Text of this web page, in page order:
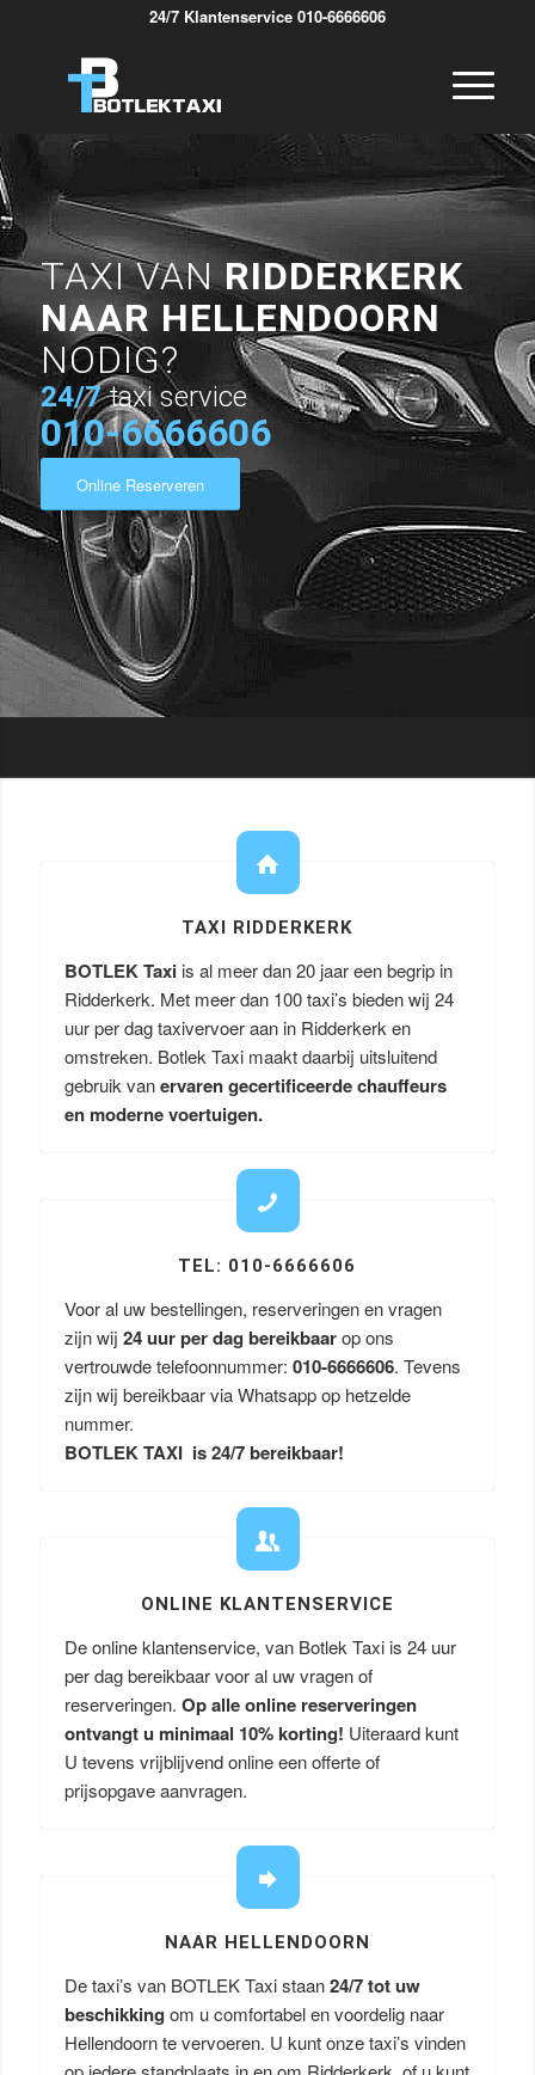
24/7 Klantenservice 010-6666606
TAXI VANRIDDERKERK
NAAR HELLENDOORN
NODIG?
24/7 taxi service
010-6666606
Online Reserveren
TAXI RIDDERKERK
BOTLEK Taxi is al meer dan 20 jaar een begrip in
Ridderkerk. Met meer dan 100 taxi’s bieden wij 24
uur per dag taxivervoer aan in Ridderkerk en
omstreken. Botlek Taxi maakt daarbij uitsluitend
gebruik vanervaren gecertificeerde chauffeurs
en moderne voertuigen.
TEL: 010-6666606
Voor al uw bestellingen, reserveringen en vragen
zijn wij 24 uur per dag bereikbaarop ons
vertrouwde telefoonnummer: 010-6666606. Tevens
zijn wij bereikbaar via Whatsapp op hetzelde
nummer.
BOTLEK TAXI is 24/7 bereikbaar!
ONLINE KLANTENSERVICE
De online klantenservice, van Botlek Taxi is 24 uur
per dag bereikbaar voor al uw vragen of
reserveringen. Op alle online reserveringen
ontvangt u minimaal 10% korting! Uiteraard kunt
U tevens vrijblijvend online een offerte of
prijsopgave aanvragen.
NAAR HELLENDOORN
De taxi’s van BOTLEK Taxi staan24/7 tot uw
beschikking om u comfortabel en voordelig naar
Hellendoorn te vervoeren. U kunt onze taxi’s vinden